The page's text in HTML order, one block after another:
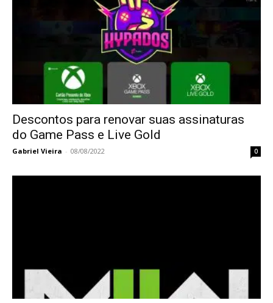
Descontos para renovar suas assinaturas
do Game Pass e Live Gold
Gabriel Vieira - 08/08/2022 0